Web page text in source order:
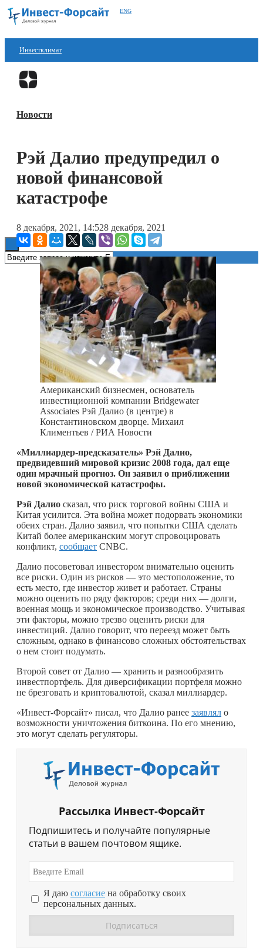
ENG
Инвестклимат
Финансы
Блокчейн
Технологии
Новости
Рэй Далио предупредил о
новой финансовой
катастрофе
8 декабря, 2021, 14:528 декабря, 2021
Американский бизнесмен, основатель
инвестиционной компании Bridgewater
Associates Рэй Далио (в центре) в
Константиновском дворце. Михаил
Климентьев / РИА Новости
«Миллиардер-предсказатель» Рэй Далио,
предвидевший мировой кризис 2008 года, дал еще
один мрачный прогноз. Он заявил о приближении
новой экономической катастрофы.
Рэй Далио сказал, что риск торговой войны США и
Китая усилится. Эта война может подорвать экономики
обеих стран. Далио заявил, что попытки США сделать
Китай более американским могут спровоцировать
конфликт, сообщает CNBC.
Далио посоветовал инвестором внимательно оценить
все риски. Один из рисков — это местоположение, то
есть место, где инвестор живет и работает. Страны
можно оценить по ряду факторов; среди них — долги,
военная мощь и экономическое производство. Учитывая
эти факторы, можно трезво оценить риски для
инвестиций. Далио говорит, что переезд может быть
сложным, однако в финансово сложных обстоятельствах
о нем стоит подумать.
Второй совет от Далио — хранить и разнообразить
инвестпортфель. Для диверсификации портфеля можно
не брезговать и криптовалютой, сказал миллиардер.
«Инвест-Форсайт» писал, что Далио ранее заявлял о
возможности уничтожения биткоина. По его мнению,
это могут сделать регуляторы.
Рассылка Инвест-Форсайт
Подпишитесь и получайте популярные
статьи в вашем почтовом ящике.
Я даю согласие на обработку своих
персональных данных.